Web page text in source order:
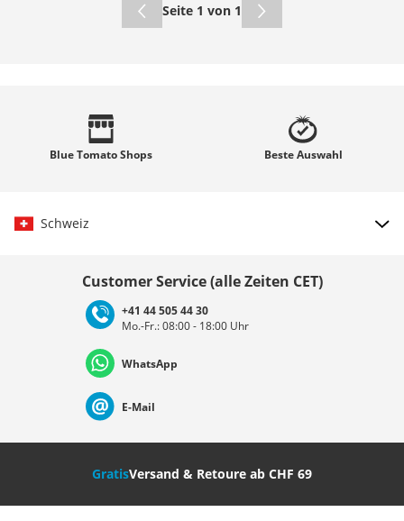
Seite 1 von 1
Blue TomatoShops BesteAuswahl
Schweiz
Deutschland Österreich
Nederland Italia (Italiano) Italien (Deutsch)
Customer Service (alle Zeiten CET)
+41 44 505 44 30
Mo.-Fr.: 08:00 - 18:00 Uhr
WhatsApp
E-Mail
GratisVersand & Retoure ab CHF 69